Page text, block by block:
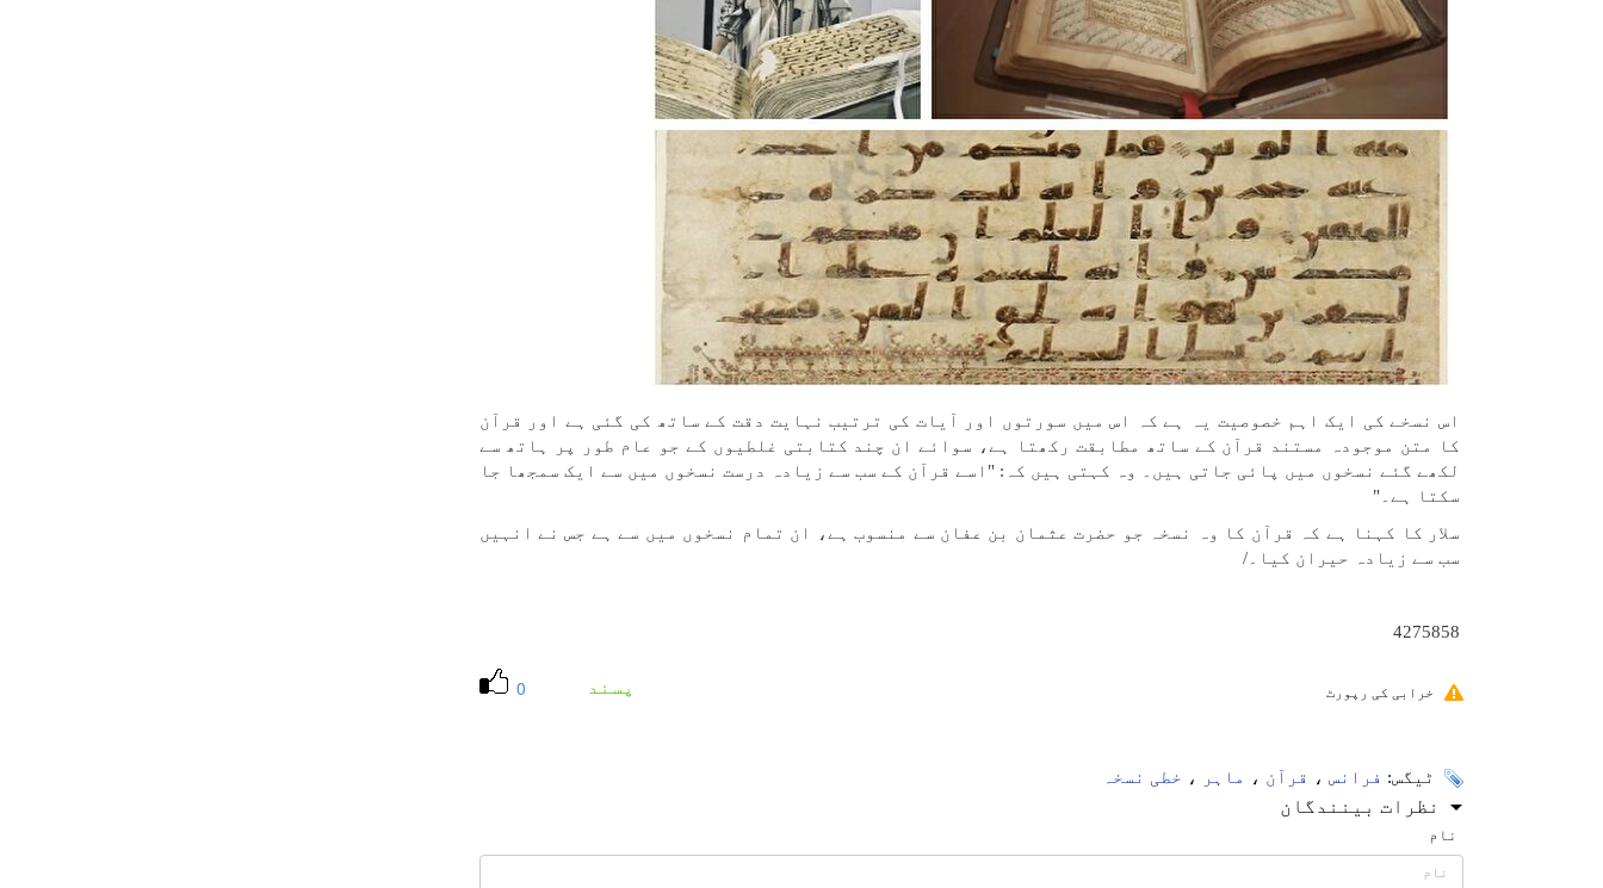
اس نسخے کی ایک اہم خصوصیت یہ ہے کہ اس میں سورتوں اور آیات کی ترتیب نہایت دقت کے ساتھ کی گئی ہے اور قرآن
کا متن موجودہ مستند قرآن کے ساتھ مطابقت رکھتا ہے، سوائے ان چند کتابتی غلطیوں کے جو عام طور پر ہاتھ سے
لکھے گئے نسخوں میں پائی جاتی ہیں۔ وہ کہتی ہیں کہ: "اسے قرآن کے سب سے زیادہ درست نسخوں میں سے ایک سمجھا جا
سکتا ہے۔"
سلار کا کہنا ہے کہ قرآن کا وہ نسخہ جو حضرت عثمان بن عفان سے منسوب ہے، ان تمام نسخوں میں سے ہے جس نے انہیں
سب سے زیادہ حیران کیا۔/
4275858
0 پسند خرابی کی رپورٹ
ٹیگس: فرانس ، قرآن ، ماہر ، خطی نسخہ
نظرات بینندگان
نام